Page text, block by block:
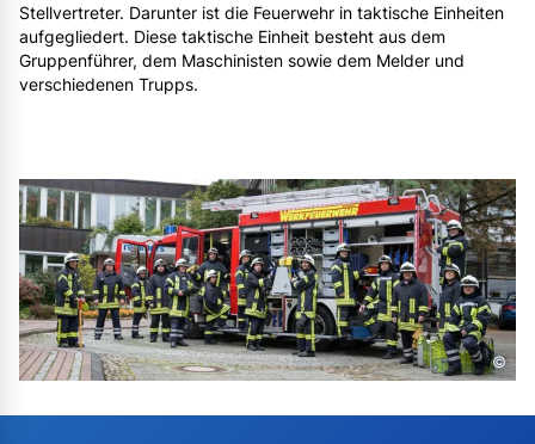
Stellvertreter. Darunter ist die Feuerwehr in taktische Einheiten
aufgegliedert. Diese taktische Einheit besteht aus dem
Gruppenführer, dem Maschinisten sowie dem Melder und
verschiedenen Trupps.
©